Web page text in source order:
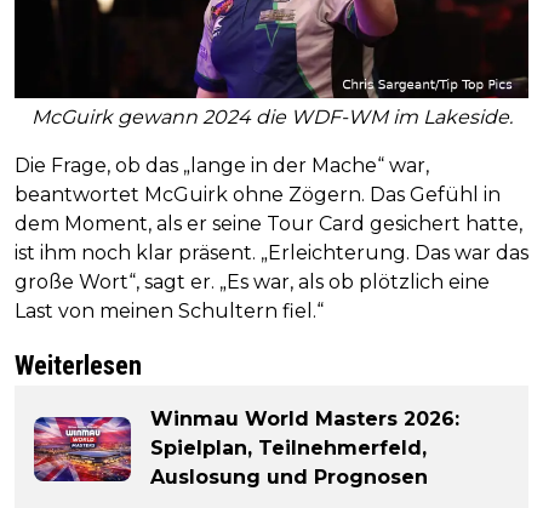
McGuirk gewann 2024 die WDF-WM im Lakeside.
Die Frage, ob das „lange in der Mache“ war,
beantwortet McGuirk ohne Zögern. Das Gefühl in
dem Moment, als er seine Tour Card gesichert hatte,
ist ihm noch klar präsent. „Erleichterung. Das war das
große Wort“, sagt er. „Es war, als ob plötzlich eine
Last von meinen Schultern fiel.“
Weiterlesen
Winmau World Masters 2026:
Spielplan, Teilnehmerfeld,
Auslosung und Prognosen